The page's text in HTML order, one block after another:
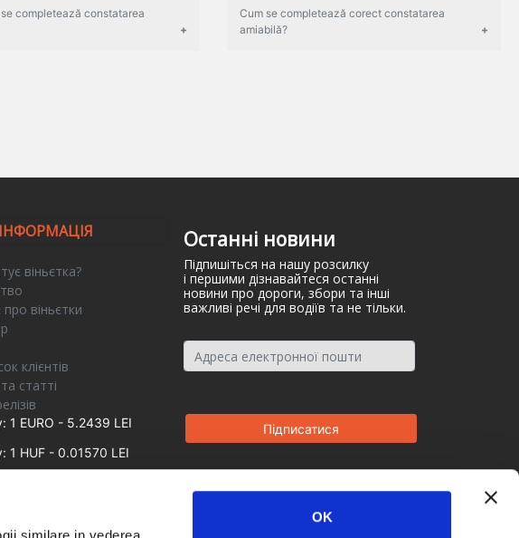
OK
completează constatarea
Cum se completează corect constatarea
amiabilă?
віньєтка?
віньєтки
клієнтів
статті
1 EURO - 5.2439 LEI
1 HUF - 0.01570 LEI
Останні новини
Підпишіться на нашу розсилку
і першими дізнавайтеся останні
новини про дороги, збори та інші
важливі речі для водіїв та не тільки.